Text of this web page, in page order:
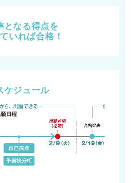
となる得点を
いれば合格！
ケジュール